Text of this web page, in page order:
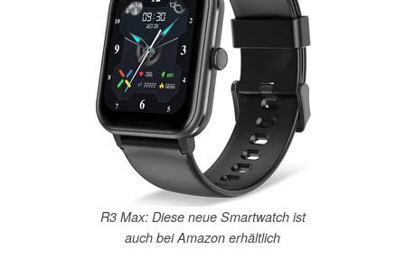
R3 Max: Diese neue Smartwatch ist
auch bei Amazon erhältlich